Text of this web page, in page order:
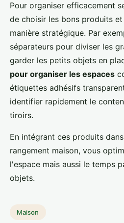
Pour organiser efficacement
de choisir les bons produits
manière stratégique. Par
séparateurs pour diviser les
garder les petits objets en
pour organiser les espaces
étiquettes adhésifs
identifier rapidement le
tiroirs.
En intégrant ces produits
rangement maison, vous
l'espace mais aussi le temps
objets.
Maison